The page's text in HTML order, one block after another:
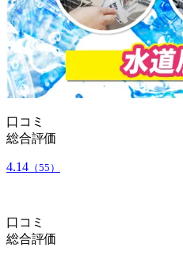
口コミ
総合評価
4.14 （55）
口コミ
総合評価